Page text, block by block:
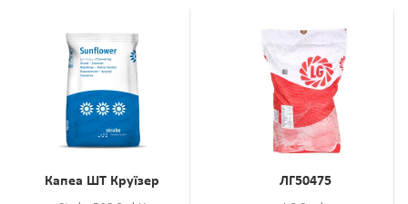
Капеа ШТ Круїзер ЛГ50475